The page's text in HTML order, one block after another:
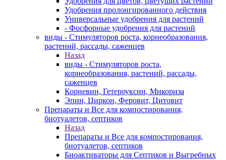
Удобрения пролонгированного действия
Универсальные удобрения для растений
- Фосфорные удобрения для растений
виды - Стимуляторов роста, корнеобразования,
растений, рассады, саженцев
Назад
виды - Стимуляторов роста,
корнеобразования, растений, рассады,
саженцев
Корневин, Гетероуксин, Микориза
Эпин, Циркон, Феровит, Цитовит
Препараты и Все для компостирования,
биотуалетов, септиков
Назад
Препараты и Все для компостирования,
биотуалетов, септиков
Биоактиваторы для Септиков и Выгребных